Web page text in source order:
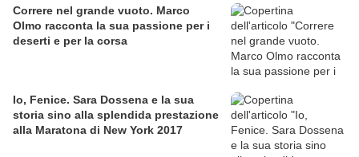
Correre nel grande vuoto. Marco
Olmo racconta la sua passione per i
deserti e per la corsa
Io, Fenice. Sara Dossena e la sua
storia sino alla splendida prestazione
alla Maratona di New York 2017